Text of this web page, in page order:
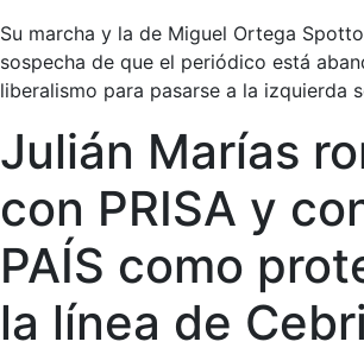
Su marcha y la de Miguel Ortega
sospecha de que el periódico está
liberalismo para pasarse a la izquierda
Julián Marías
con PRISA y
PAÍS como
la línea de